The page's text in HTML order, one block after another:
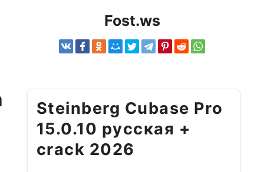
Fost.ws
Steinberg Cubase Pro
15.0.10 русская +
crack 2026